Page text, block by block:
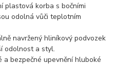
plastová korba s bočními
odolná vůči teplotním
navržený hliníkový podvozek
odolnost a styl.
a bezpečné upevnění hluboké